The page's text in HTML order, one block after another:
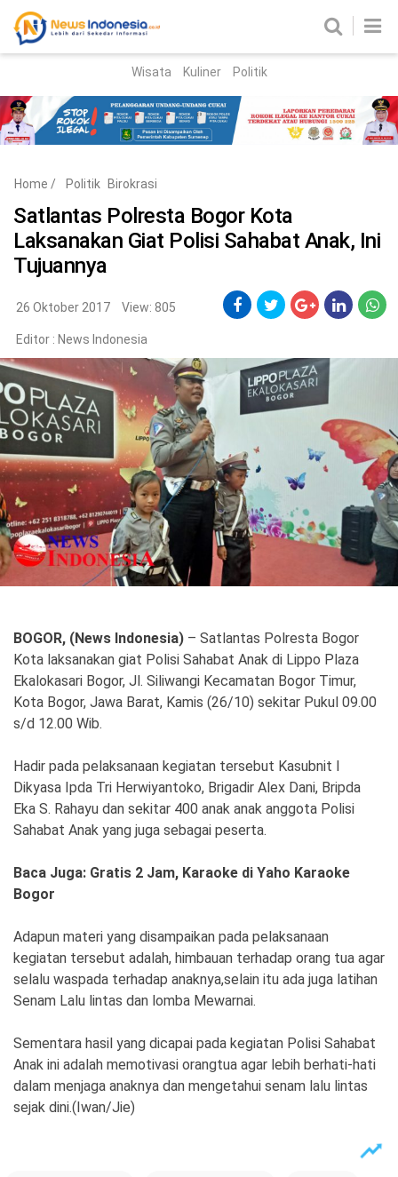
Parlemen
Regional
Nasional
Peristiwa
Korupsi
Politik
Gaya Hidup
Kesehatan Kuliner
Otomotif
Iptek
Teknologi
SosBud
Sosial
Wisata
Ekonomi Olahraga
Birokrasi
©
Copyright
News
Wisata Kuliner Politik
Home / Politik Birokrasi
Satlantas Polresta Bogor Kota
Laksanakan Giat Polisi Sahabat Anak, Ini
Tujuannya
26 Oktober 2017 View: 805
Editor : News Indonesia
BOGOR, (News Indonesia) – Satlantas Polresta Bogor
Kota laksanakan giat Polisi Sahabat Anak di Lippo Plaza
Ekalokasari Bogor, Jl. Siliwangi Kecamatan Bogor Timur,
Kota Bogor, Jawa Barat, Kamis (26/10) sekitar Pukul 09.00
s/d 12.00 Wib.
Hadir pada pelaksanaan kegiatan tersebut Kasubnit I
Dikyasa Ipda Tri Herwiyantoko, Brigadir Alex Dani, Bripda
Eka S. Rahayu dan sekitar 400 anak anak anggota Polisi
Sahabat Anak yang juga sebagai peserta.
Baca Juga: Gratis 2 Jam, Karaoke di Yaho Karaoke
Bogor
Adapun materi yang disampaikan pada pelaksanaan
kegiatan tersebut adalah, himbauan terhadap orang tua agar
selalu waspada terhadap anaknya,selain itu ada juga latihan
Senam Lalu lintas dan lomba Mewarnai.
Sementara hasil yang dicapai pada kegiatan Polisi Sahabat
Anak ini adalah memotivasi orangtua agar lebih berhati-hati
dalam menjaga anaknya dan mengetahui senam lalu lintas
sejak dini.(Iwan/Jie)